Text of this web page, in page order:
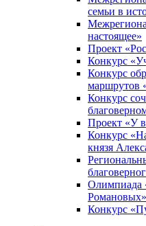
семьи в
настоящее»
Проект
Конкурс
Конкурс
маршрутов
Конкурс
Проект «У
Конкурс
князя
Олимпиада
Романовых»
Конкурс